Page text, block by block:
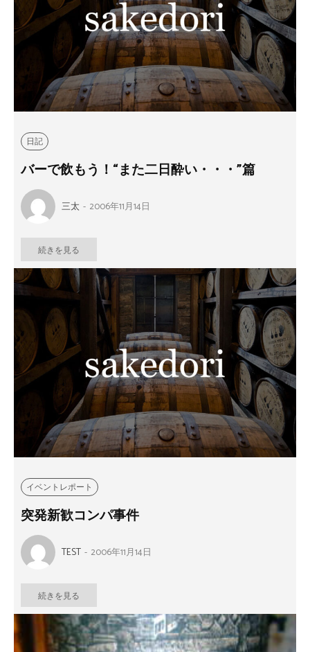
日記
バーで飲もう！“また二日酔い・・・”篇
三太 - 2006年11月14日
続きを見る
イベントレポート
突発新歓コンパ事件
TEST - 2006年11月14日
続きを見る